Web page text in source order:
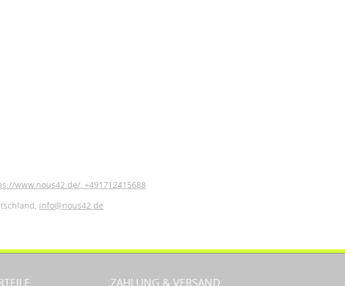
www.nous42.de/ +491712415688
info@nous42.de
ZAHLUNG & VERSAND